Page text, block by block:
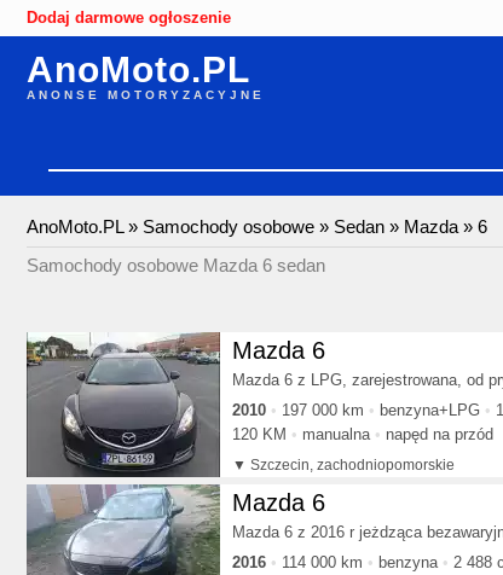
Dodaj darmowe ogłoszenie
AnoMoto.PL
ANONSE MOTORYZACYJNE
AnoMoto.PL» Samochody osobowe » Sedan » Mazda » 6
Samochody osobowe Mazda 6 sedan
Mazda 6
Mazda 6 z LPG, zarejestrowana, od
2010
197 000 km benzyna+LPG
120 KM
manualna napęd na przód
Szczecin, zachodniopomorskie
Mazda 6
Mazda 6 z 2016 r jeżdząca
2016
114 000 km benzyna
2 488